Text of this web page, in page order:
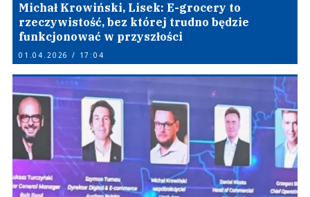
Michał Krowiński, Lisek: E-grocery to
rzeczywistość, bez której trudno będzie
funkcjonować w przyszłości
01.04.2026 / 17:04